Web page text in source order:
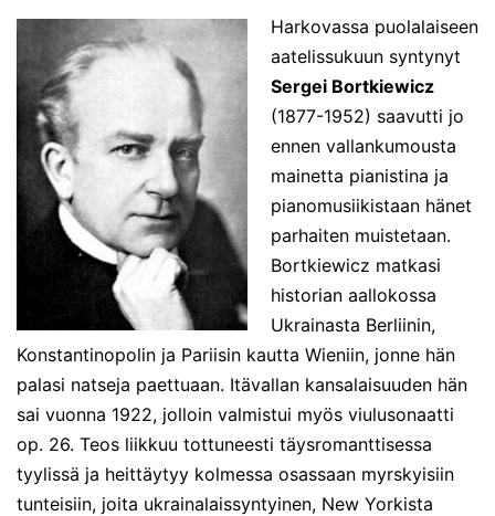
Harkovassa puolalaiseen
aatelissukuun syntynyt
Sergei Bortkiewicz
(1877-1952) saavutti jo
ennen vallankumousta
mainetta pianistina ja
pianomusiikistaan hänet
parhaiten muistetaan.
Bortkiewicz matkasi
historian aallokossa
Ukrainasta Berliinin,
Konstantinopolin ja Pariisin kautta Wieniin, jonne hän
palasi natseja paettuaan. Itävallan kansalaisuuden hän
sai vuonna 1922, jolloin valmistui myös viulusonaatti
op. 26. Teos liikkuu tottuneesti täysromanttisessa
tyylissä ja heittäytyy kolmessa osassaan myrskyisiin
tunteisiin, joita ukrainalaissyntyinen, New Yorkista